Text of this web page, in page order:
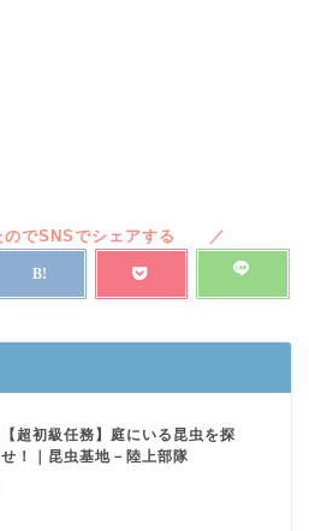
【超初級任務】庭にいる昆虫を探
せ！｜昆虫基地－陸上部隊